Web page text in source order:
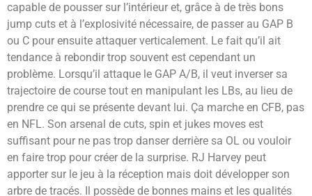
capable de pousser sur l’intérieur et, grâce à de très bons
jump cuts et à l’explosivité nécessaire, de passer au GAP B
ou C pour ensuite attaquer verticalement. Le fait qu’il ait
tendance à rebondir trop souvent est cependant un
problème. Lorsqu’il attaque le GAP A/B, il veut inverser sa
trajectoire de course tout en manipulant les LBs, au lieu de
prendre ce qui se présente devant lui. Ça marche en CFB, pas
en NFL. Son arsenal de cuts, spin et jukes moves est
suffisant pour ne pas trop danser derrière sa OL ou vouloir
en faire trop pour créer de la surprise. RJ Harvey peut
apporter sur le jeu à la réception mais doit développer son
arbre de tracés. Il possède de bonnes mains et les qualités